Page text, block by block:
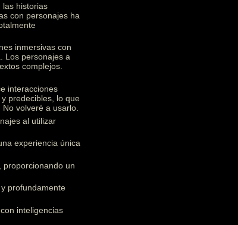
las historias
con personajes ha
inmersivas con
Los personajes a
complejos.
interacciones
predecibles, lo que
volveré a usarlo.
al utilizar
experiencia única
proporcionando un
profundamente
inteligencias